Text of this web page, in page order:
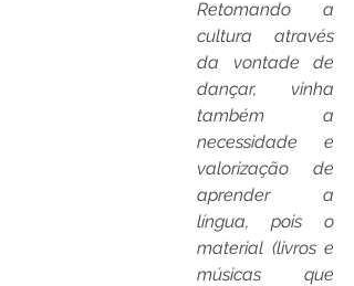
Retomando a
cultura através
da vontade de
dançar, vinha
também a
necessidade e
valorização de
aprender a
língua, pois o
material (livros e
músicas que